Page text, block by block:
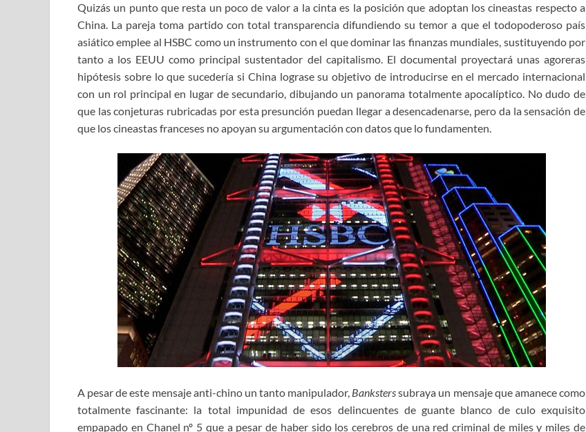
Quizás un punto que resta un poco de valor a la cinta es la posición que adoptan los cineastas respecto a
China. La pareja toma partido con total transparencia difundiendo su temor a que el todopoderoso país
asiático emplee al HSBC como un instrumento con el que dominar las finanzas mundiales, sustituyendo por
tanto a los EEUU como principal sustentador del capitalismo. El documental proyectará unas agoreras
hipótesis sobre lo que sucedería si China lograse su objetivo de introducirse en el mercado internacional
con un rol principal en lugar de secundario, dibujando un panorama totalmente apocalíptico. No dudo de
que las conjeturas rubricadas por esta presunción puedan llegar a desencadenarse, pero da la sensación de
que los cineastas franceses no apoyan su argumentación con datos que lo fundamenten.
A pesar de este mensaje anti-chino un tanto manipulador, Banksterssubraya un mensaje que amanece como
totalmente fascinante: la total impunidad de esos delincuentes de guante blanco de culo exquisito
empapado en Chanel nº 5 que a pesar de haber sido los cerebros de una red criminal de miles y miles de